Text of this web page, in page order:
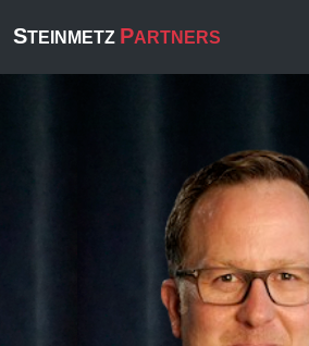
STEINMETZ PARTNERS